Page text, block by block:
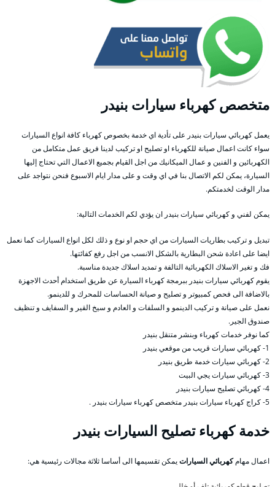
متخصص كهرباء سيارات بنيدر
يعمل كهربائي سيارات بنيدر على تأدية اي خدمة بخصوص كهرباء كافة انواع السيارات
سواء كانت اعمال صيانة للكهرباء او تصليح او تركيب لدينا فريق عمل متكامل من
الكهربائين و الفنين و عمال الميكانيك من اجل القيام بجميع الاعمال التي تحتاج إليها
السيارة، يمكن لكم الاتصال بنا في اي وقت و على مدار ايام الاسبوع فنحن نتواجد على
مدار الوقت لخدمتكم.
يمكن لفني و كهربائي سيارات بنيدر ان يؤدي لكم الخدمات التالية:
تبديل و تركيب بطاريات السيارات من اي حجم او نوع و ذلك لكل انواع السيارات كما نعمل
ايضا على اعادة شحن البطارية بالشكل الانسب من اجل رفع كفائتها.
فك و تغير الاسلاك الكهربائية التالفة و تمديد اسلاك جديدة مناسبة.
يقوم كهربائي سيارات بنيدر ببرمجة كهرباء السيارة عن طريق استخدام أحدث الاجهزة
بالاضافة الى فحص كمبيوتر و تصليح و صيانة الحساسات للمحرك و للدينمو.
نعمل على صيانة و تركيب الدينمو و السلفات و العادم و سيخ القير و السفايف و تنظيف
صندوق الجير.
كما نوفر خدمات كهرباء وبنشر متنقل بنيدر
1- كهربائي سيارات قريب من موقعي بنيدر
2- كهربائي سيارات خدمة طريق بنيدر
3- كهربائي سيارات يجي البيت
4- كهربائي تصليح سيارات بنيدر
5- كراج كهرباء سيارات بنيدر متخصص كهرباء سيارات بنيدر .
خدمة كهرباء تصليح السيارات بنيدر
اعمال مهامكهربائي السياراتيمكن تقسيمها الى أساسا ثلاثة مجالات رئيسية هي: